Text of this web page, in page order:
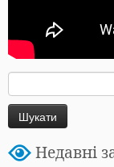
Недавні